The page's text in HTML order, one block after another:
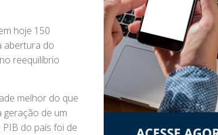
hoje 150
abertura do
reequilíbrio
melhor do que
geração de um
do país foi de